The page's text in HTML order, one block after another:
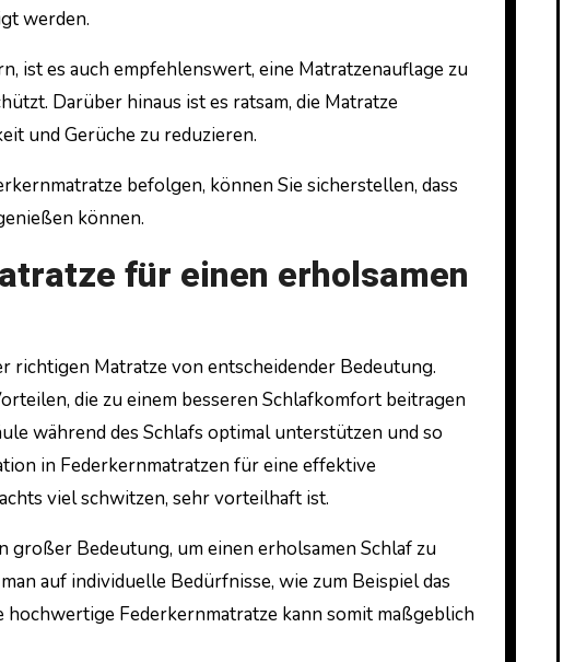
werden.
ist es auch empfehlenswert, eine Matratzenauflage zu
Darüber hinaus ist es ratsam, die Matratze
und Gerüche zu reduzieren.
befolgen, können Sie sicherstellen, dass
können.
für einen erholsamen
richtigen Matratze von entscheidender Bedeutung.
die zu einem besseren Schlafkomfort beitragen
während des Schlafs optimal unterstützen und so
in Federkernmatratzen für eine effektive
viel schwitzen, sehr vorteilhaft ist.
Bedeutung, um einen erholsamen Schlaf zu
auf individuelle Bedürfnisse, wie zum Beispiel das
Federkernmatratze kann somit maßgeblich